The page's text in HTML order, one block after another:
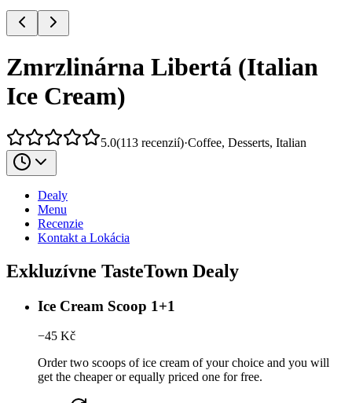
Zmrzlinárna Libertá (Italian
Ice Cream)
5.0(113 recenzií)·Coffee, Desserts, Italian
Dealy
Menu
Recenzie
Kontakt a Lokácia
Exkluzívne TasteTown Dealy
Ice Cream Scoop 1+1
−45 Kč
Order two scoops of ice cream of your choice and you will
get the cheaper or equally priced one for free.